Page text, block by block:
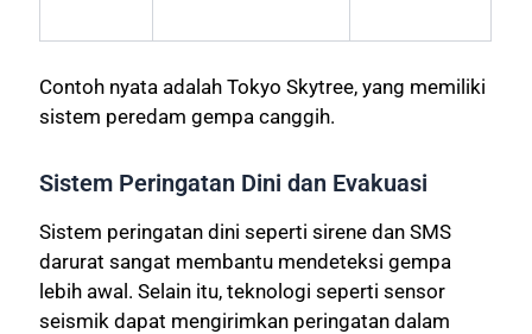
Contoh nyata adalah Tokyo Skytree, yang memiliki
sistem peredam gempa canggih.
Sistem Peringatan Dini dan Evakuasi
Sistem peringatan dini seperti sirene dan SMS
darurat sangat membantu mendeteksi gempa
lebih awal. Selain itu, teknologi seperti sensor
seismik dapat mengirimkan peringatan dalam